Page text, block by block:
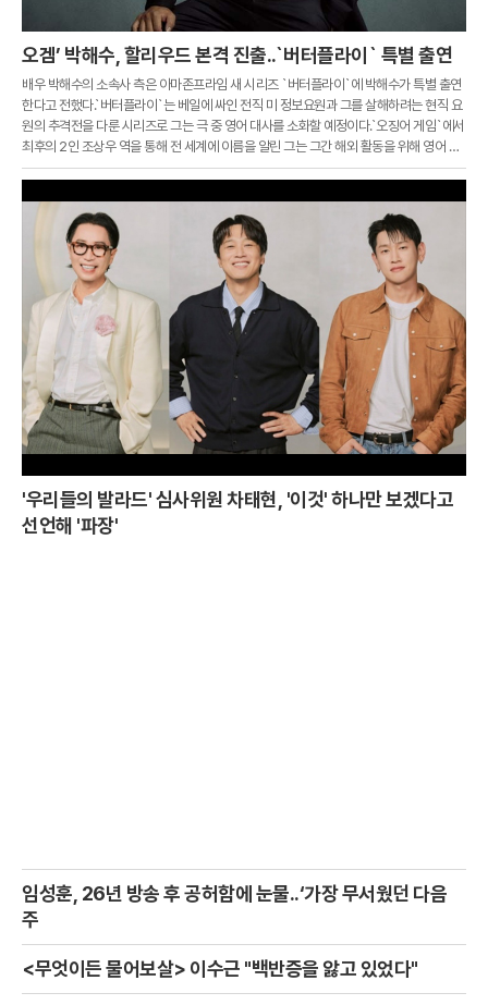
오겜’ 박해수, 할리우드 본격 진출..`버터플라이` 특별 출연
배우 박해수의 소속사 측은 아마존프라임 새 시리즈 `버터플라이`에 박해수가 특별 출연
한다고 전했다.`버터플라이`는 베일에 싸인 전직 미 정보요원과 그를 살해하려는 현직 요
원의 추격전을 다룬 시리즈로 그는 극 중 영어 대사를 소화할 예정이다.`오징어 게임`에서
최후의 2인 조상우 역을 통해 전 세계에 이름을 알린 그는 그간 해외 활동을 위해 영어 공
부에 전념한 것으로 전해졌다.제74회 에미상에서 남우조연상 후보에 올랐던 그는 이후
'우리들의 발라드' 심사위원 차태현, '이것' 하나만 보겠다고
선언해 '파장'
임성훈, 26년 방송 후 공허함에 눈물..‘가장 무서웠던 다음
주
<무엇이든 물어보살> 이수근 "백반증을 앓고 있었다"